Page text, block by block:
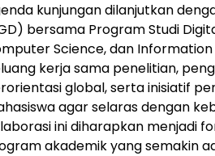
kunjungan dilanjutkan
bersama Program Studi
Science, dan
kerja sama penelitian,
global, serta inisiatif
agar selaras dengan
ini diharapkan menjadi
akademik yang semakin